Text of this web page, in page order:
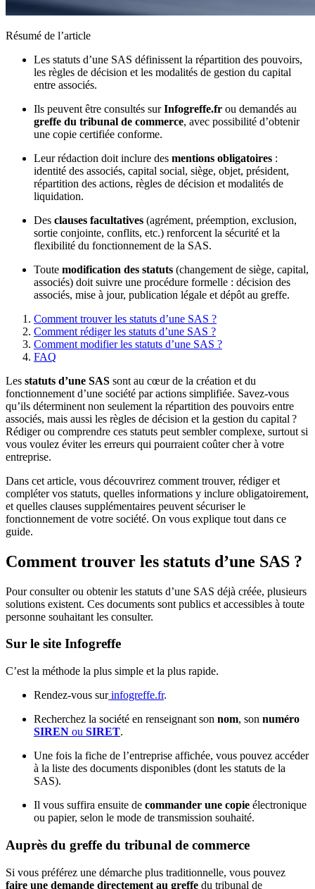
Résumé de l’article
Les statuts d’une SAS définissent la répartition des pouvoirs,
les règles de décision et les modalités de gestion du capital
entre associés.
Ils peuvent être consultés surInfogreffe.fr ou demandés au
greffe du tribunal de commerce, avec possibilité d’obtenir
une copie certifiée conforme.
Leur rédaction doit inclure des mentions obligatoires :
identité des associés, capital social, siège, objet, président,
répartition des actions, règles de décision et modalités de
liquidation.
Des clauses facultatives (agrément, préemption, exclusion,
sortie conjointe, conflits, etc.) renforcent la sécurité et la
flexibilité du fonctionnement de la SAS.
Toute modification des statuts (changement de siège, capital,
associés) doit suivre une procédure formelle : décision des
associés, mise à jour, publication légale et dépôt au greffe.
Comment trouver les statuts d’une SAS ?
Comment rédiger les statuts d’une SAS ?
Comment modifier les statuts d’une SAS ?
FAQ
Les statuts d’une SAS sont au cœur de la création et du
fonctionnement d’une société par actions simplifiée. Savez-vous
qu’ils déterminent non seulement la répartition des pouvoirs entre
associés, mais aussi les règles de décision et la gestion du capital ?
Rédiger ou comprendre ces statuts peut sembler complexe, surtout si
vous voulez éviter les erreurs qui pourraient coûter cher à votre
entreprise.
Dans cet article, vous découvrirez comment trouver, rédiger et
compléter vos statuts, quelles informations y inclure obligatoirement,
et quelles clauses supplémentaires peuvent sécuriser le
fonctionnement de votre société. On vous explique tout dans ce
guide.
Comment trouver les statuts d’une SAS ?
Pour consulter ou obtenir les statuts d’une SAS déjà créée, plusieurs
solutions existent. Ces documents sont publics et accessibles à toute
personne souhaitant les consulter.
Sur le site Infogreffe
C’est la méthode la plus simple et la plus rapide.
Rendez-vous sur infogreffe.fr.
Recherchez la société en renseignant son nom, son numéro
SIREN ou SIRET.
Une fois la fiche de l’entreprise affichée, vous pouvez accéder
à la liste des documents disponibles (dont les statuts de la
SAS).
Il vous suffira ensuite de commander une copie électronique
ou papier, selon le mode de transmission souhaité.
Auprès du greffe du tribunal de commerce
Si vous préférez une démarche plus traditionnelle, vous pouvez
faire une demande directement au greffe du tribunal de